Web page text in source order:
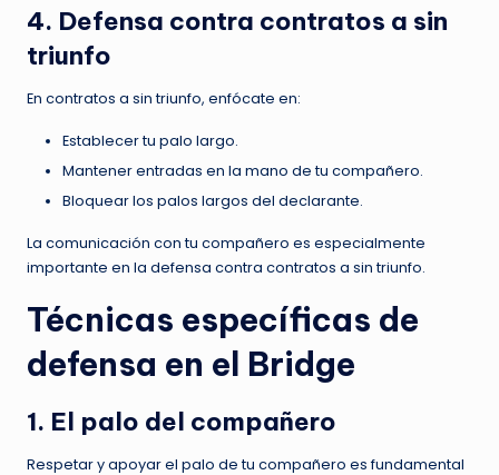
4. Defensa contra contratos a sin
triunfo
En contratos a sin triunfo, enfócate en:
Establecer tu palo largo.
Mantener entradas en la mano de tu compañero.
Bloquear los palos largos del declarante.
La comunicación con tu compañero es especialmente
importante en la defensa contra contratos a sin triunfo.
Técnicas específicas de
defensa en el Bridge
1. El palo del compañero
Respetar y apoyar el palo de tu compañero es fundamental